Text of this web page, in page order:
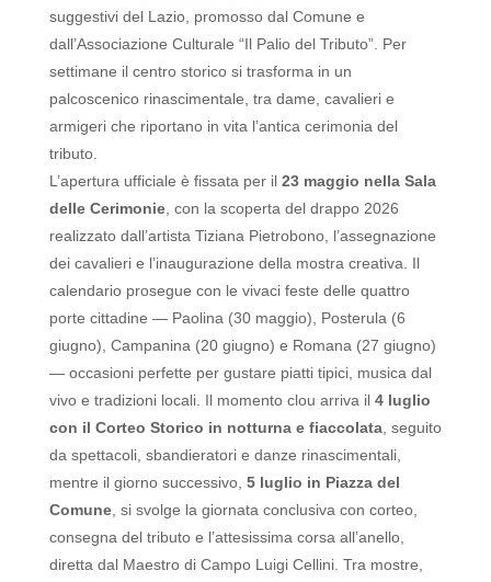
suggestivi del Lazio, promosso dal Comune e
dall’Associazione Culturale “Il Palio del Tributo”. Per
settimane il centro storico si trasforma in un
palcoscenico rinascimentale, tra dame, cavalieri e
armigeri che riportano in vita l’antica cerimonia del
tributo.
L’apertura ufficiale è fissata per il 23 maggio nella Sala
delle Cerimonie, con la scoperta del drappo 2026
realizzato dall’artista Tiziana Pietrobono, l’assegnazione
dei cavalieri e l’inaugurazione della mostra creativa.
Il
calendario prosegue con le vivaci feste delle quattro
porte cittadine — Paolina (30 maggio), Posterula (6
giugno), Campanina (20 giugno) e Romana (27 giugno)
— occasioni perfette per gustare piatti tipici, musica dal
vivo e tradizioni locali. Il momento clou arriva il 4 luglio
con il Corteo Storico in notturna e fiaccolata, seguito
da spettacoli, sbandieratori e danze rinascimentali,
mentre il giorno successivo, 5 luglio in Piazza del
Comune, si svolge la giornata conclusiva con corteo,
consegna del tributo e l’attesissima corsa all’anello,
diretta dal Maestro di Campo Luigi Cellini. Tra mostre,